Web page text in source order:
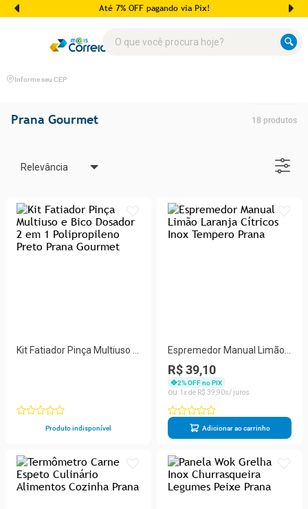
Até 7% OFF pagando via Pix!
Informe seu CEP
Prana Gourmet 18 produtos
Relevância
Kit Fatiador Pinça Multiuso e
Produto indisponível
Espremedor Manual Limão
Laranja Cítricos Inox
Tempero Prana
R$ 39,10
2% OFF no PIX
1
R$ 39 90
Adicionar ao carrinho